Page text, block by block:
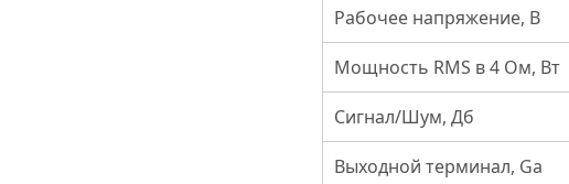
Рабочее напряжение, В
Мощность RMS в 4 Ом, Вт
Сигнал/Шум, Дб
Выходной терминал, Ga